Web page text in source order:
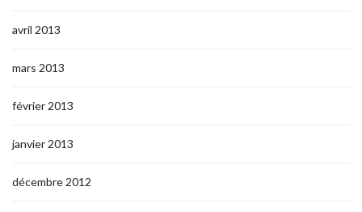
avril 2013
mars 2013
février 2013
janvier 2013
décembre 2012